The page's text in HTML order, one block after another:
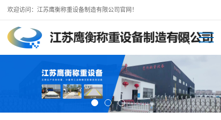
欢迎访问：江苏鹰衡称重设备制造有限公司官网！